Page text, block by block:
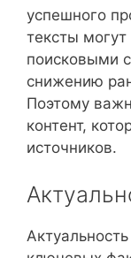
успешного
тексты
поисковыми
снижению
Поэтому
контент,
источников.